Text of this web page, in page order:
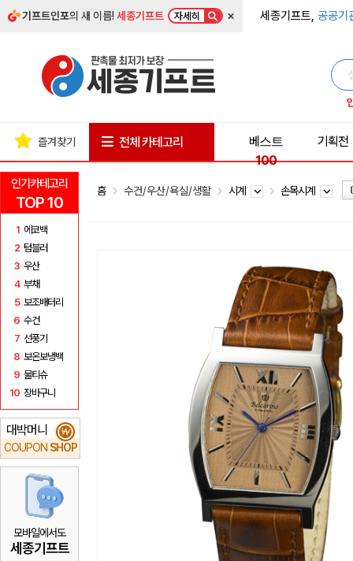
기프트인포의 새 이름!세종기프트 자세히 × 세종기프트, 공공기
인기카테고리
TOP 10
1 에코백
2 텀블러
3 우산
4 부채
5 보조배터리
6 수건
7 선풍기
8 보온보냉백
9 물티슈
10 장바구니
대박머니
COUPON SHOP
₩
모바일에서도
세종기프트
즐겨찾기 전체 카테고리
베스트
100
기획전
홈 수건/우산/욕실/생활 시계 손목시계